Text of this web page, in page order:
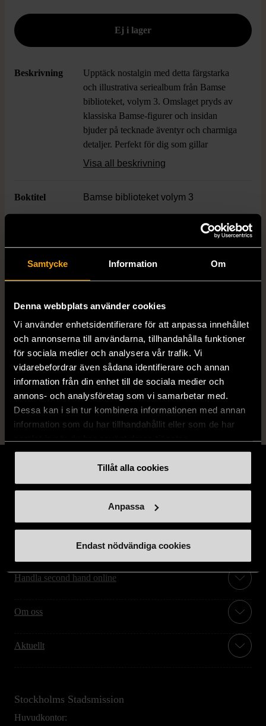
Samtycke Information Om
Denna webbplats använder cookies
Vi använder enhetsidentifierare för att anpassa innehållet
och annonserna till användarna, tillhandahålla funktioner
för sociala medier och analysera vår trafik. Vi
vidarebefordrar även sådana identifierare och annan
information från din enhet till de sociala medier och
annons- och analysföretag som vi samarbetar med.
Dessa kan i sin tur kombinera informationen med annan
information som du har tillhandahållit eller som de har
Tillåt alla cookies
Anpassa
Endast nödvändiga cookies
Beskrivning
Upptäck nostalgin med detta färgstarka
och illustrativa seriealbum från Bamse
biblioteket, volym 3. Omslaget pryds av
klassiska Bamse-figurer och insidan
bjuder på tecknade äventyr och charmiga
detaljer. Perfekt för dig som gillar
klassiska serier eller vill lägga till en unik
Visa all beskrivning
Boktitel Bamse biblioteket volym 3
ISBN 91-7269-234-0
Produkten är sparsamt använd, är av fin
kvalitet och ska inte ha några skador eller
förslitningar.
Handla second hand online
Om oss
Aktuellt
Stockholms Stadsmission
Huvudkontor: